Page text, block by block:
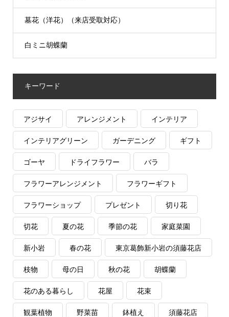
墓花（洋花）（来店受取対応）
白ミニ胡蝶蘭
キーワード
アジサイ アレンジメント インテリア
インテリアグリーン ガーデニング ギフト
ゴーヤ ドライフラワー バラ
フラワーアレンジメント フラワーギフト
フラワーショップ プレゼント 切り花
切花 夏の花 季節の花 家庭菜園
新小岩 春の花 東京葛飾新小岩の須藤花店
枝物 母の日 秋の花 胡蝶蘭
花のある暮らし 花屋 花束
観葉植物 野菜苗 鉢植え 須藤花店